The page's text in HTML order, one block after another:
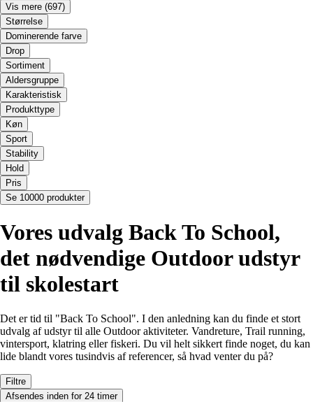
Vis mere (697)
Størrelse
Dominerende farve
Drop
Sortiment
Aldersgruppe
Karakteristisk
Produkttype
Køn
Sport
Stability
Hold
Pris
Se 10000 produkter
Vores udvalg Back To School,
det nødvendige Outdoor udstyr
til skolestart
Det er tid til "Back To School". I den anledning kan du finde et stort
udvalg af udstyr til alle Outdoor aktiviteter. Vandreture, Trail running,
vintersport, klatring eller fiskeri. Du vil helt sikkert finde noget, du kan
lide blandt vores tusindvis af referencer, så hvad venter du på?
Filtre
Afsendes inden for 24 timer